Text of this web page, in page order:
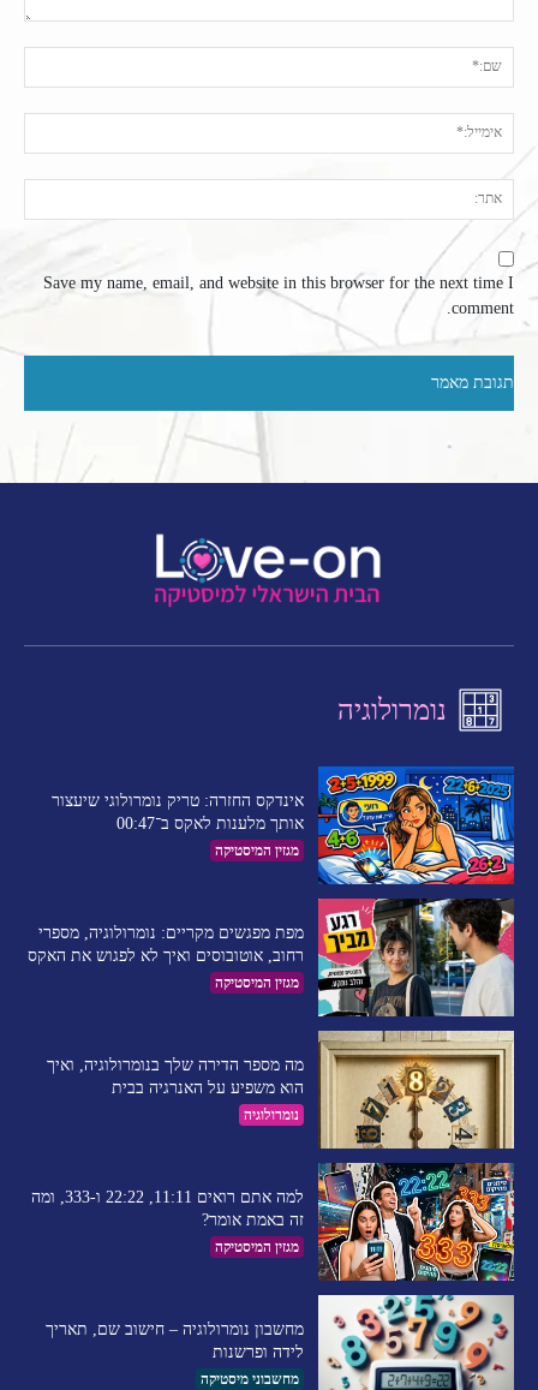
Save my name, email, and website in this browser for the next time I
comment.
נומרולוגיה
אינדקס החזרה: טריק נומרולוגי שיעצור
אותך מלענות לאקס ב־00:47
מגזין המיסטיקה
מפת מפגשים מקריים: נומרולוגיה, מספרי
רחוב, אוטובוסים ואיך לא לפגוש את האקס
מגזין המיסטיקה
מה מספר הדירה שלך בנומרולוגיה, ואיך
הוא משפיע על האנרגיה בבית
נומרולוגיה
למה אתם רואים 11:11, 22:22 ו-333, ומה
זה באמת אומר?
מגזין המיסטיקה
מחשבון נומרולוגיה – חישוב שם, תאריך
לידה ופרשנות
מחשבוני מיסטיקה